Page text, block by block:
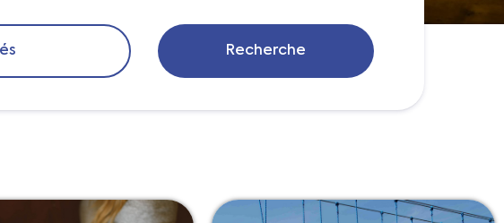
Recherche